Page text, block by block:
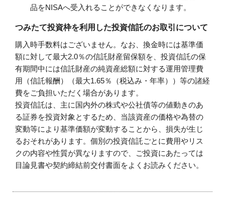
品をNISAへ受入れることができなくなります。
つみたて投資枠を利用した投資信託のお取引について
購入時手数料はございません。なお、換金時には基準価
額に対して最大2.0％の信託財産留保額を、投資信託の保
有期間中には信託財産の純資産総額に対する運用管理費
用（信託報酬）（最大1.65％（税込み・年率））等の諸経
費をご負担いただく場合があります。
投資信託は、主に国内外の株式や公社債等の値動きのあ
る証券を投資対象とするため、当該資産の価格や為替の
変動等により基準価額が変動することから、損失が生じ
るおそれがあります。個別の投資信託ごとに費用やリス
クの内容や性質が異なりますので、ご投資にあたっては
目論見書や契約締結前交付書面をよくお読みください。